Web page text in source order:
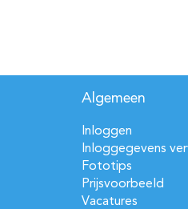
Algemeen
Inloggen
Inloggegevens
Fototips
Prijsvoorbeeld
Vacatures